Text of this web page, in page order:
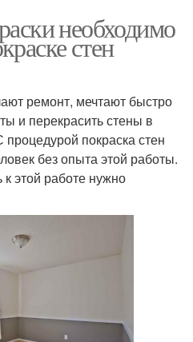
необходимо
стен
ремонт, мечтают быстро
и перекрасить стены в
покраска стен
без опыта этой работы.
этой работе нужно